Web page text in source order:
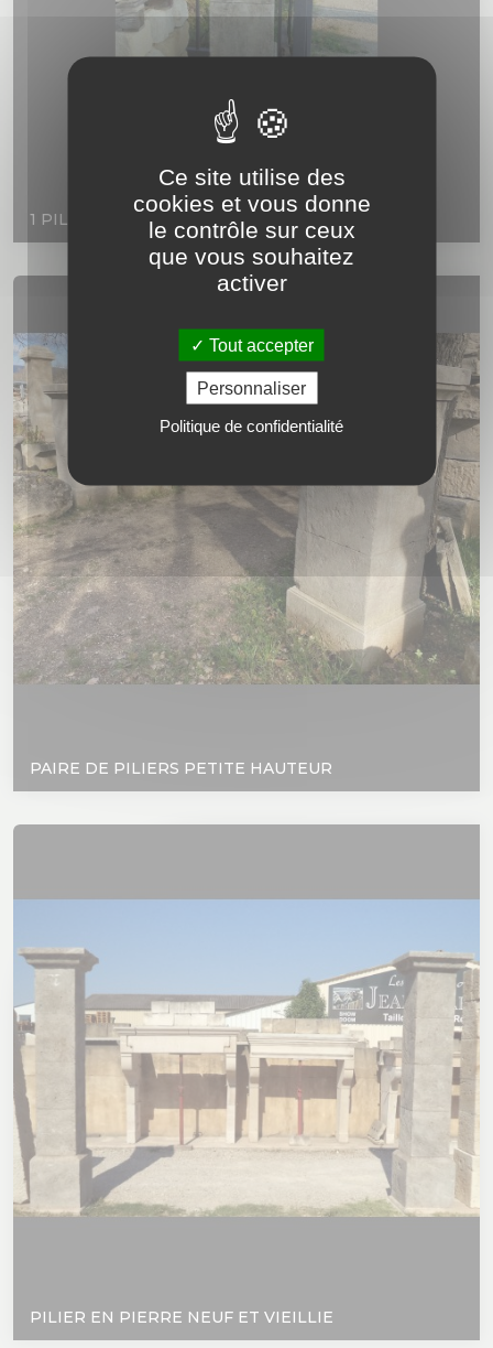
1 PILIER EN PIERRE ESTAILLADE VIEILLIE
PAIRE DE PILIERS PETITE HAUTEUR
PILIER EN PIERRE NEUF ET VIEILLIE
Ce site utilise des
cookies et vous donne
le contrôle sur ceux
que vous souhaitez
activer
Tout accepter
Personnaliser
Politique de confidentialité